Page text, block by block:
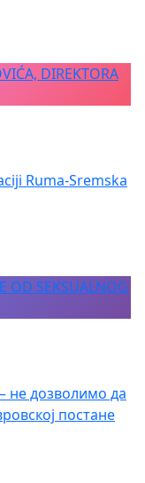
DIREKTORA
Ruma-Sremska
OD SEKSUALNOG
не дозволимо да
постане